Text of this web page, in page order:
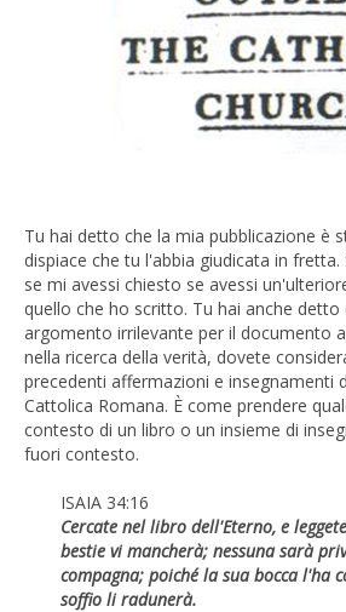
Tu hai detto che la mia pubblicazione è
dispiace che tu l'abbia giudicata in
se mi avessi chiesto se avessi
quello che ho scritto. Tu hai anche detto
argomento irrilevante per il documento
nella ricerca della verità, dovete
precedenti affermazioni e insegnamenti
Cattolica Romana. È come prendere
contesto di un libro o un insieme di
fuori contesto.
ISAIA 34:16
Cercate nel libro dell'Eterno, e
bestie vi mancherà; nessuna sarà
compagna; poiché la sua bocca l'ha
soffio li radunerà.